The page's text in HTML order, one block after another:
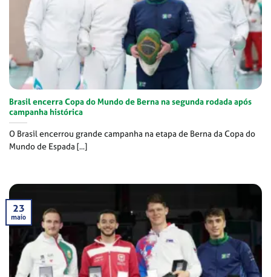
Brasil encerra Copa do Mundo de Berna na segunda rodada após
campanha histórica
O Brasil encerrou grande campanha na etapa de Berna da Copa do
Mundo de Espada [...]
23
maio